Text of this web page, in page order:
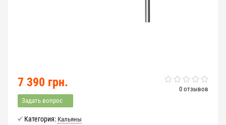
0 отзывов
7 390 грн.
Задать вопрос
Категория: Кальяны